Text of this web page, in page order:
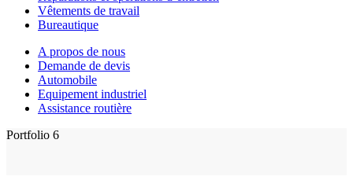
Vêtements de travail
Bureautique
A propos de nous
Demande de devis
Automobile
Equipement industriel
Assistance routière
Portfolio 6